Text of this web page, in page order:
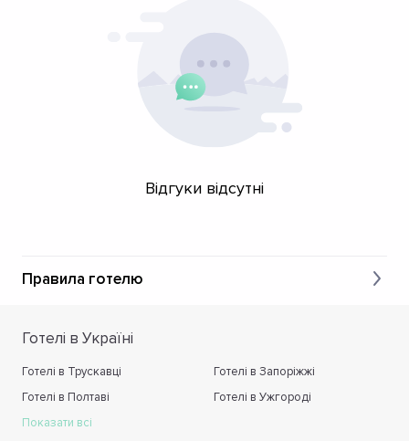
Відгуки відсутні
Правила готелю
Готелі в Україні
Готелі в Трускавці
Готелі в Запоріжжі
Готелі в Полтаві
Готелі в Ужгороді
Показати всі